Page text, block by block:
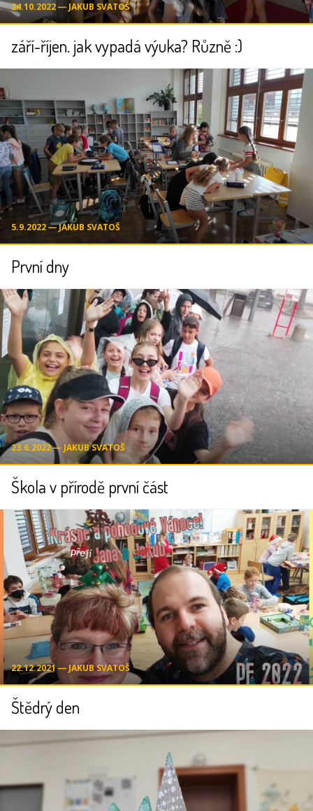
24.10.2022 ― JAKUB SVATOŠ
září-říjen. jak vypadá výuka? Různě :)
5.9.2022 ― JAKUB SVATOŠ
První dny
23.6.2022 ― JAKUB SVATOŠ
Škola v přírodě první část
22.12.2021 ― JAKUB SVATOŠ
Štědrý den